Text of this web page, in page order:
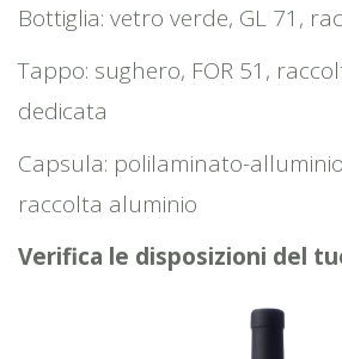
Bottiglia: vetro verde, GL 71,
Tappo: sughero, FOR 51,
dedicata
Capsula: polilaminato-
raccolta aluminio
Verifica le disposizioni del